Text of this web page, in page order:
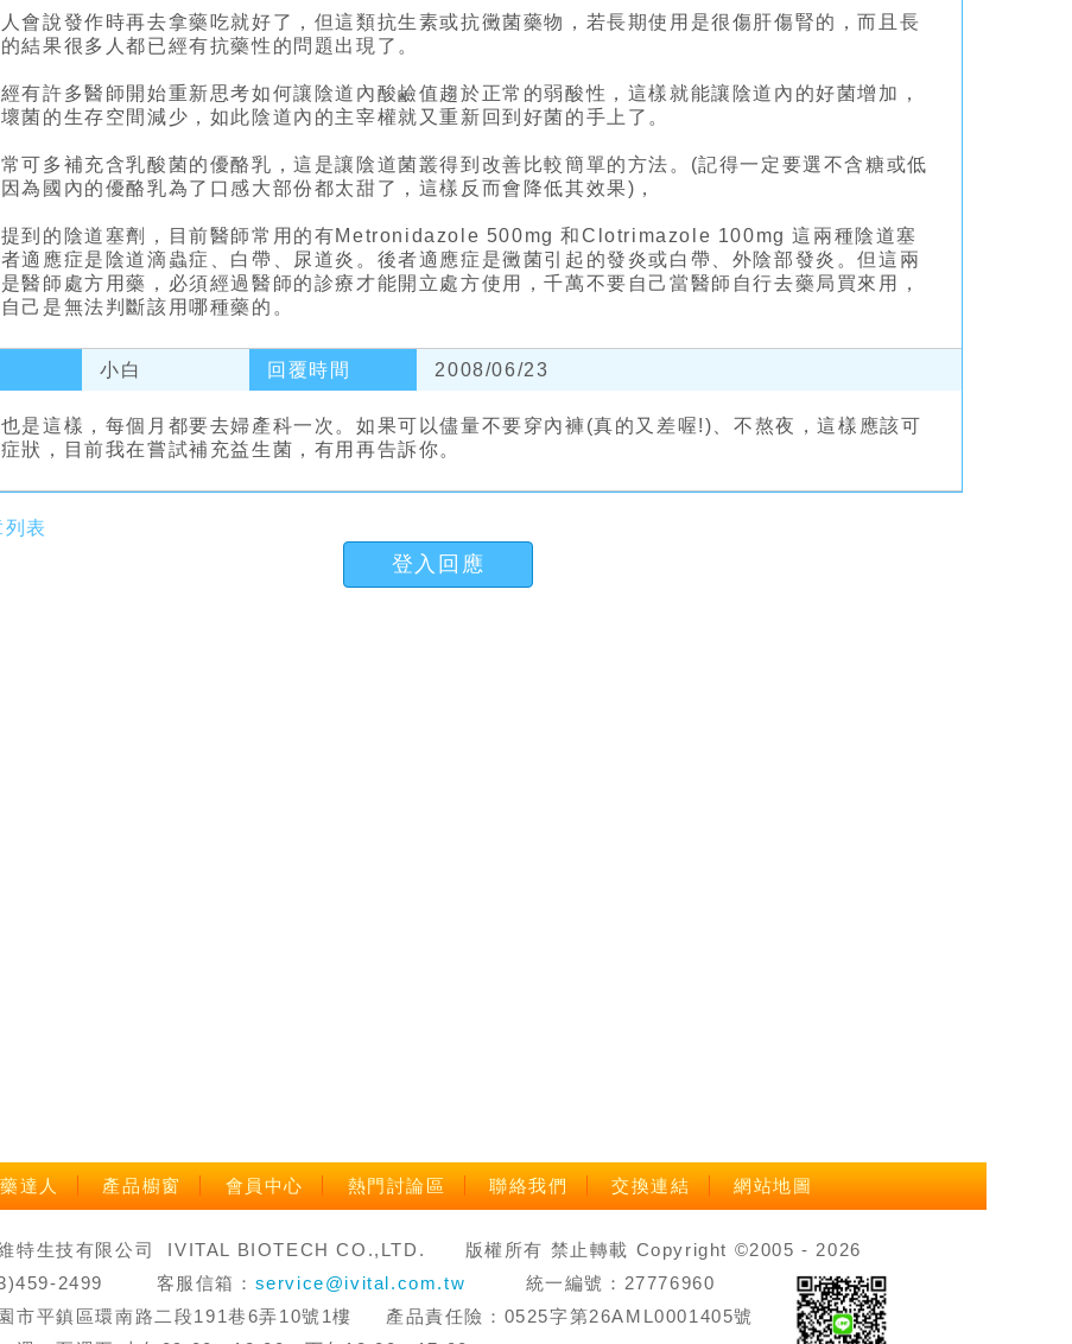
會說發作時再去拿藥吃就好了，但這類抗生素或抗黴菌藥物，若長期使用是很傷肝傷腎的，而且長
結果很多人都已經有抗藥性的問題出現了。
有許多醫師開始重新思考如何讓陰道內酸鹼值趨於正常的弱酸性，這樣就能讓陰道內的好菌增加，
菌的生存空間減少，如此陰道內的主宰權就又重新回到好菌的手上了。
可多補充含乳酸菌的優酪乳，這是讓陰道菌叢得到改善比較簡單的方法。(記得一定要選不含糖或低
為國內的優酪乳為了口感大部份都太甜了，這樣反而會降低其效果)，
到的陰道塞劑，目前醫師常用的有Metronidazole 500mg 和Clotrimazole 100mg 這兩種陰道塞
適應症是陰道滴蟲症、白帶、尿道炎。後者適應症是黴菌引起的發炎或白帶、外陰部發炎。但這兩
醫師處方用藥，必須經過醫師的診療才能開立處方使用，千萬不要自己當醫師自行去藥局買來用，
己是無法判斷該用哪種藥的。
小白 回覆時間 2008/06/23
是這樣，每個月都要去婦產科一次。如果可以儘量不要穿內褲(真的又差喔!)、不熬夜，這樣應該可
狀，目前我在嘗試補充益生菌，有用再告訴你。
列表
登入回應
達人 產品櫥窗 會員中心 熱門討論區 聯絡我們 交換連結 網站地圖
特生技有限公司 IVITAL BIOTECH CO.,LTD. 版權所有 禁止轉載 Copyright ©2005 - 2026
2499 客服信箱： service@ivital.com.tw 統一編號：27776960
市平鎮區環南路二段191巷6弄10號1樓 產品責任險：0525字第26AML0001405號